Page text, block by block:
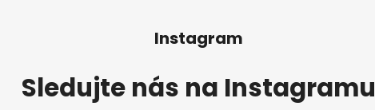
Instagram
Sledujte nás na Instagramu